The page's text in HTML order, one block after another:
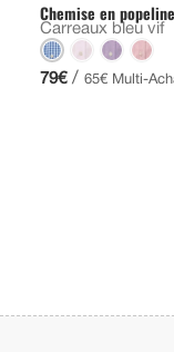
Chemise en popeline
Carreaux bleu vif
79€ / 65€ Multi-